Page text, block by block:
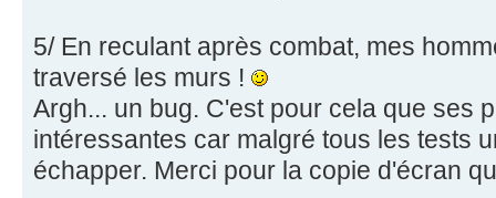
5/ En reculant après combat, mes
traversé les murs !
Argh... un bug. C'est pour cela que ses
intéressantes car malgré tous les tests
échapper. Merci pour la copie d'écran